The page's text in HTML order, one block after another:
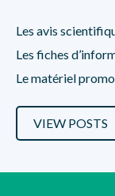
Les avis
Les fiches
Le matériel
VIEW POSTS